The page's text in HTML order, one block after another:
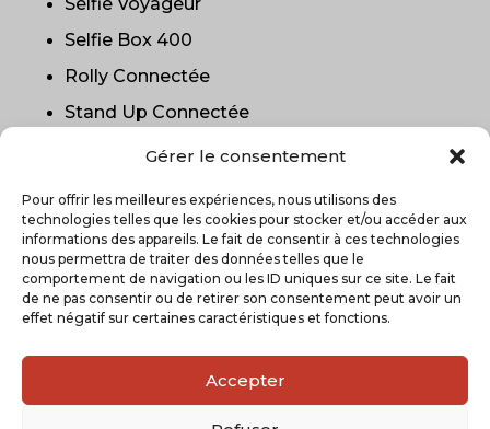
Gérer le consentement
Pour offrir les meilleures expériences, nous utilisons des
technologies telles que les cookies pour stocker et/ou accéder aux
informations des appareils. Le fait de consentir à ces technologies
nous permettra de traiter des données telles que le
comportement de navigation ou les ID uniques sur ce site. Le fait
de ne pas consentir ou de retirer son consentement peut avoir un
effet négatif sur certaines caractéristiques et fonctions.
Accepter
Selfie Box 400
Rolly Connectée
Stand Up Connectée
Oblong Photobooth
DAP